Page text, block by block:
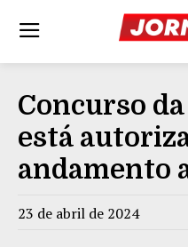
Concurso
está
andamento
23 de abril de 2024